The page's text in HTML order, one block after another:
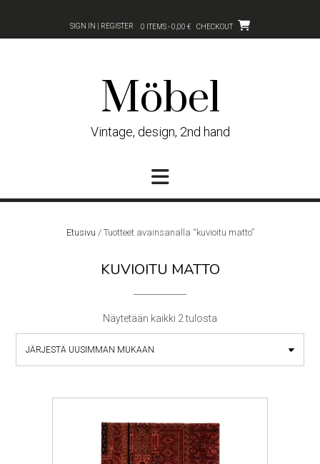
content
SIGN IN | REGISTER 0 ITEMS - 0,00 € CHECKOUT
Möbel
Vintage, design, 2nd hand
Etusivu / Tuotteet avainsanalla “kuvioitu matto”
KUVIOITU MATTO
Näytetään kaikki 2 tulosta
by